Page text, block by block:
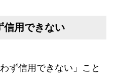
用できない
ず信用できない」こと